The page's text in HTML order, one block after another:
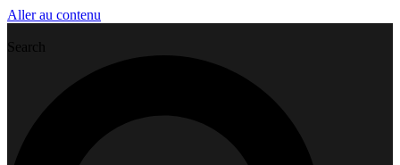
Aller au contenu
Search